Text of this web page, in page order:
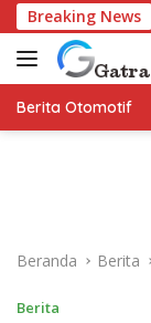
Langsung
ke
konten
Breaking News
Anak
Berita Otomotif
Beranda Berita
Berita